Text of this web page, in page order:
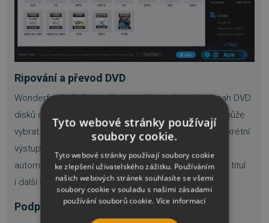
Ripování a převod DVD
Wonderfox DVD Ripper Pro umožňuje převádět obsah DVD
disků do široké škály digitálních formátů. Uživatel si může
vybrat buď univerzální formát pro archivaci, nebo konkrétní
výstup optimalizovaný pro vybrané zařízení. Program
automaticky rozpozná strukturu DVD a nabídne hlavní titul
i další kapitoly.
Podpora chráněných disků
Tyto webové stránky používají
soubory cookie.
Tyto webové stránky používají soubory cookie
ke zlepšení uživatelského zážitku. Používáním
našich webových stránek souhlasíte se všemi
soubory cookie v souladu s našimi zásadami
používání souborů cookie. Více informací